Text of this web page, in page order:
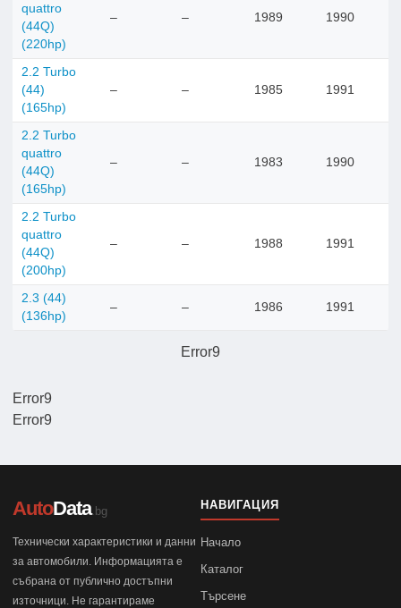
Error9
quattro
(44Q)
(220hp)
– – 1989 1990
2.2 Turbo
(44)
(165hp)
– – 1985 1991
2.2 Turbo
quattro
(44Q)
(165hp)
– – 1983 1990
2.2 Turbo
quattro
(44Q)
(200hp)
– – 1988 1991
2.3 (44)
(136hp)
– – 1986 1991
Error9
Error9
AutoData.bg
Технически характеристики и данни
за автомобили. Информацията е
събрана от публично достъпни
източници. Не гарантираме
НАВИГАЦИЯ
Начало
Каталог
Търсене